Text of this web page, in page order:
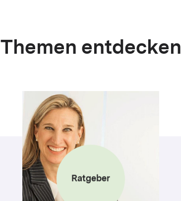
Themen entdecken
Ratgeber